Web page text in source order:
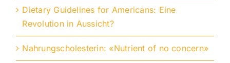
Dietary Guidelines for Americans: Eine
Revolution in Aussicht?
Nahrungscholesterin: «Nutrient of no concern»